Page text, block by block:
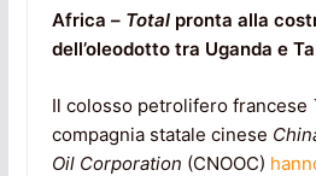
Africa – Totalpronta alla
dell’oleodotto tra Uganda e
Il colosso petrolifero francese
compagnia statale cinese
Oil Corporation (CNOOC)